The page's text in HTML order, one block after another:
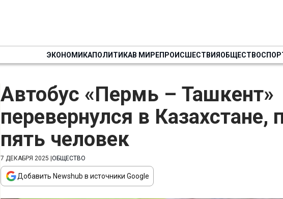
ЭКОНОМИКАПОЛИТИКАВ МИРЕПРОИСШЕСТВИЯОБЩЕСТВО
Автобус «Пермь – Ташкент»
перевернулся в Казахстане,
пять человек
7 ДЕКАБРЯ 2025 ОБЩЕСТВО
Добавить Newshub в источники Google